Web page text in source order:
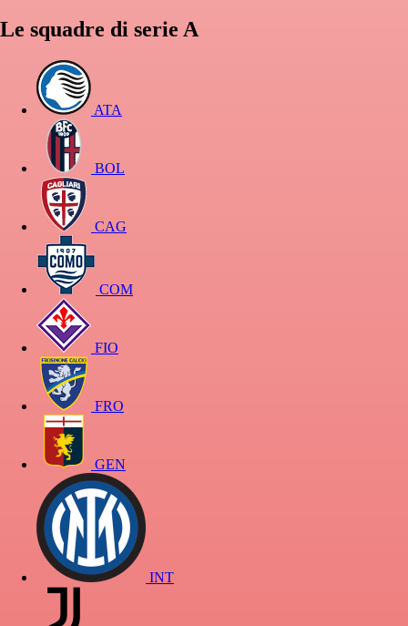
Le squadre di serie A
ATA
BOL
CAG
COM
FIO
FRO
GEN
INT